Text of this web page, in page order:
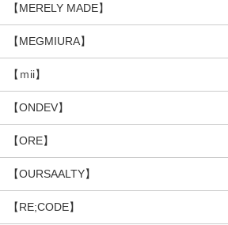
【MERELY MADE】
【MEGMIURA】
【ｍii】
【ONDEV】
【ORE】
【OURSAALTY】
【RE;CODE】